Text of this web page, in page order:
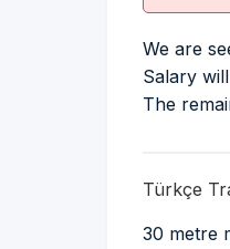
We are
Salary
The
Türkçe
30 metre